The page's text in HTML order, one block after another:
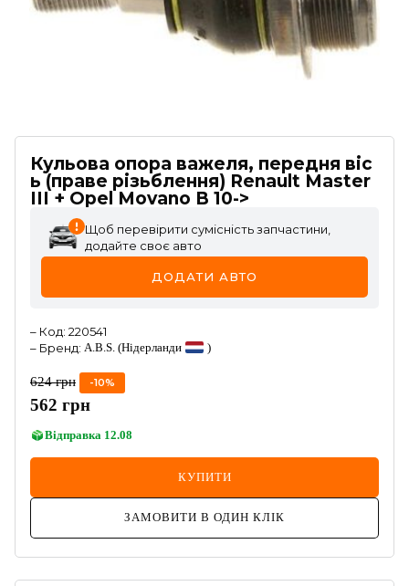
Кульова опора важеля, передня віс
ь (праве різьблення) Renault Master
III + Opel Movano B 10->
Щоб перевірити сумісність запчастини,
додайте своє авто
ДОДАТИ АВТО
– Код: 220541
– Бренд: A.B.S. (Нідерланди )
624 грн -10%
562 грн
Відправка 12.08
КУПИТИ
ЗАМОВИТИ В ОДИН КЛІК